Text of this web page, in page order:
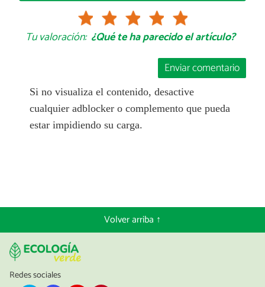
Tu valoración: ¿Qué te ha parecido el artículo?
Enviar comentario
Si no visualiza el contenido, desactive
cualquier adblocker o complemento que pueda
estar impidiendo su carga.
Volver arriba ↑
Redes sociales